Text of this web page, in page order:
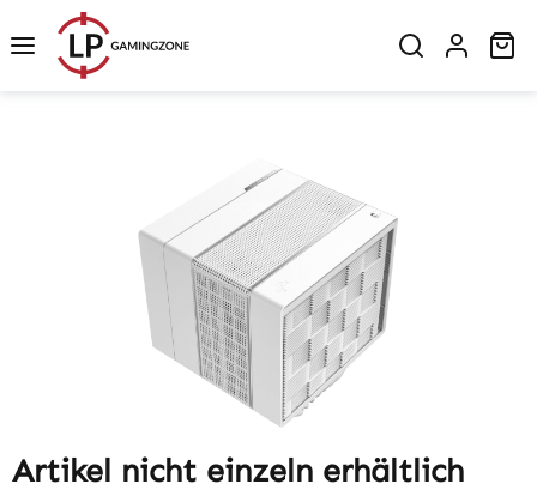
Zum Hauptinhalt springen
Artikel nicht einzeln erhältlich